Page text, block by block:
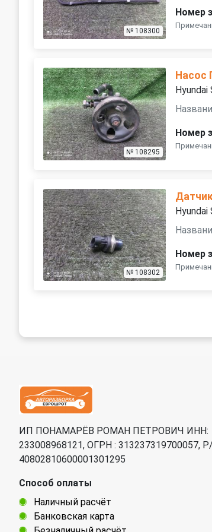
№ 108300
Номер
№ 108295
Насос
Номер
№ 108302
Номер
ИП ПОНАМАРЁВ РОМАН ПЕТРОВИЧ ИНН:
233008968121, ОГРН : 313237319700057,
40802810600001301295
Способ оплаты
Наличный расчёт
Банковская карта